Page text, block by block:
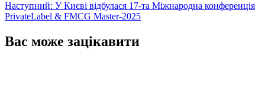
Наступний: У Києві відбулася 17-та Міжнародна конференція
PrivateLabel & FMCG Master-2025
Вас може зацікавити